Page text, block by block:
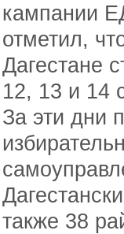
кампании
отметил,
Дагестане
12, 13 и 14
За эти дни
также 38